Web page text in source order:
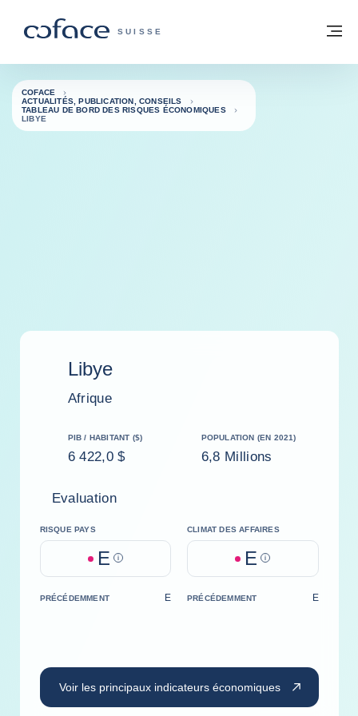
COFACE, FOR TRADE - PAGE
SUISSE
Retour à la page d'accueil
COFACE
ACTUALITÉS, PUBLICATION, CONSEILS
TABLEAU DE BORD DES RISQUES ÉCONOMIQUES
LIBYE
Libye
Afrique
PIB / HABITANT ($)
6 422,0 $
POPULATION (EN 2021)
6,8 Millions
Evaluation
RISQUE PAYS
E Help
CLIMAT DES AFFAIRES
E Help
PRÉCÉDEMMENT E PRÉCÉDEMMENT E
Voir les principaux indicateurs économiques